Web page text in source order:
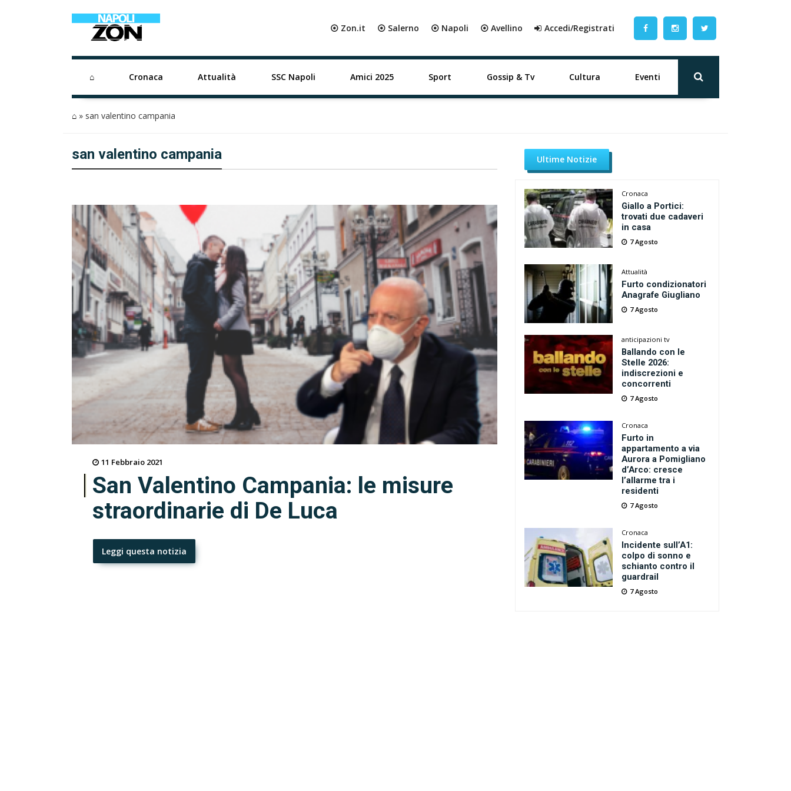
⦿ Zon.it ⦿ Salerno ⦿ Napoli ⦿ Avellino Accedi/Registrati
⌂ Cronaca Attualità SSC Napoli Amici 2025 Sport Gossip & Tv Cultura Eventi
⌂ » san valentino campania
san valentino campania
11 Febbraio 2021
San Valentino Campania: le misure
straordinarie di De Luca
Leggi questa notizia
Ultime Notizie
Cronaca
Giallo a Portici:
trovati due cadaveri
in casa
7 Agosto
Attualità
Furto condizionatori
Anagrafe Giugliano
7 Agosto
anticipazioni tv
Ballando con le
Stelle 2026:
indiscrezioni e
concorrenti
7 Agosto
Cronaca
Furto in
appartamento a via
Aurora a Pomigliano
d’Arco: cresce
l’allarme tra i
residenti
7 Agosto
Cronaca
Incidente sull’A1:
colpo di sonno e
schianto contro il
guardrail
7 Agosto